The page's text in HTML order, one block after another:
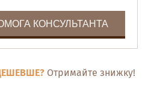
КОНСУЛЬТАНТА
Отримайте знижку!